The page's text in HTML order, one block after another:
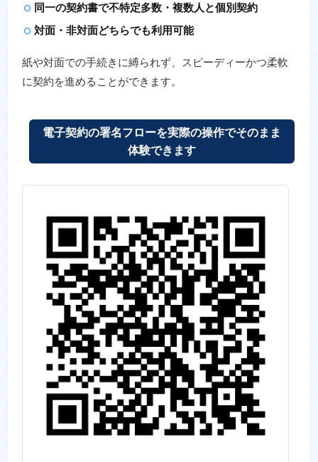
同一の契約書で不特定多数・複数人と個別契約
対面・非対面どちらでも利用可能
紙や対面での手続きに縛られず、スピーディーかつ柔軟
に契約を進めることができます。
電子契約の署名フローを実際の操作でそのまま
体験できます